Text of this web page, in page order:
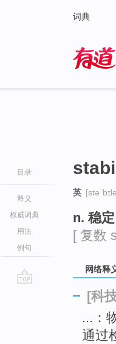
词典
目录
释义
权威词典
用法
例句
英
n. 稳
[ 复数
网络释
[科
...：
通过